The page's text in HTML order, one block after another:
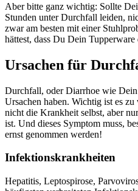
Aber bitte ganz wichtig: Sollte
Stunden unter Durchfall leiden,
zwar am besten mit einer
hättest, dass Du Dein
Ursachen für
Durchfall, oder Diarrhoe wie
Ursachen haben. Wichtig ist es
nicht die Krankheit selbst, aber
ist. Und dieses Symptom muss,
ernst genommen werden!
Infektionskrankheiten
Hepatitis, Leptospirose,